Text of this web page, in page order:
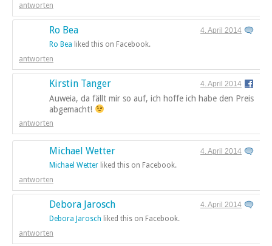
antworten
Ro Bea
4. April 2014
Ro Bea liked this on Facebook.
antworten
Kirstin Tanger 4. April 2014
Auweia, da fällt mir so auf, ich hoffe ich habe den Preis
abgemacht!
antworten
Michael Wetter
4. April 2014
Michael Wetter liked this on Facebook.
antworten
Debora Jarosch
4. April 2014
Debora Jarosch liked this on Facebook.
antworten